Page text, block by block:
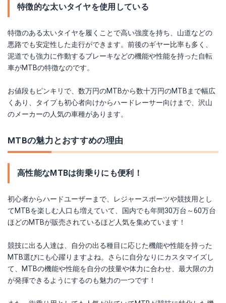
Amazonで詳細を見る
楽天で詳細を見る
特徴的な太いタイヤを使用している
特徴のある太いタイヤを履くことで高い強度を持ち、山道などの
悪路でも安定性した走行ができます。前後のギヤー比率も多く、
泥道でも強力に作動するブレーキなどの機能や性能を持った自転
車がMTBの特徴なのです。
お値段もピンキリで、数万円のMTBから数十万円のMTBまで幅広
くあり、タイプも初心者向けからハードレーサー向けまで、沢山
のメーカーの人気の車種があります。
MTBの魅力とおすすめの理由
高性能なMTBは街乗りにも便利！
初心者からハードユーザーまで、レジャースポーツや競技用とし
てMTBを楽しむ人口も増えていて、国内でも年間30万台～60万台
ほどのMTBが販売されているほど人気を集めています！
競技に出る人達は、自分の出る種目に応じた機能や性能を持った
MTB選びにも心躍りますよね。さらに自分なりにカスタマイズし
て、MTBの機能や性能を自分の技量や体力に合わせ、最大限の力
が発揮できるようにするのも魅力の一つです！